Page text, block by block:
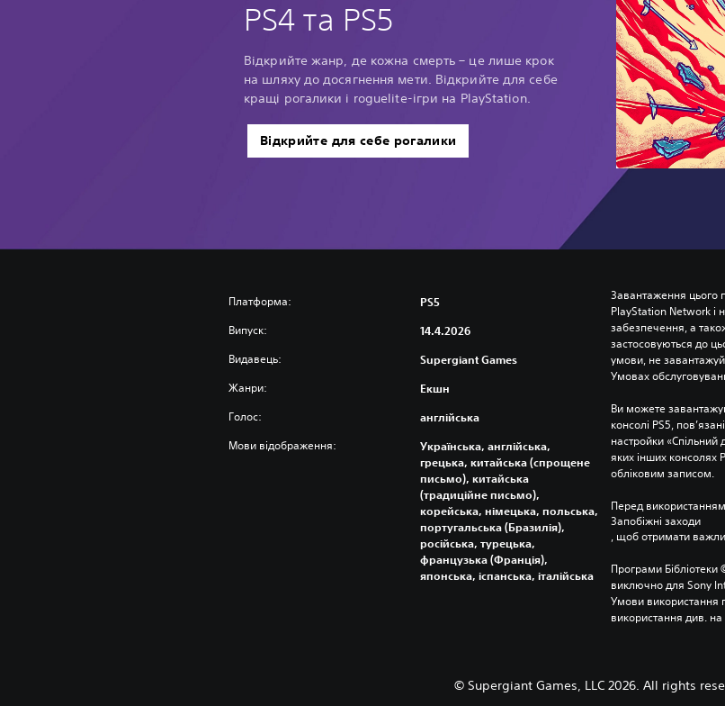
PS4 та PS5
Відкрийте жанр, де кожна смерть – це лише крок
на шляху до досягнення мети. Відкрийте для себе
кращі рогалики і roguelite-ігри на PlayStation.
Відкрийте для себе рогалики
Платформа: PS5
Випуск: 14.4.2026
Видавець: Supergiant Games
Жанри: Екшн
Голос: англійська
Мови відображення:
Українська, англійська,
грецька, китайська (спрощене
письмо), китайська
(традиційне письмо),
корейська, німецька, польська,
португальська (Бразилія),
російська, турецька,
французька (Франція),
японська, іспанська, італійська
Завантаження цього
PlayStation Network
забезпечення, а
застосовуються до
умови, не
Умовах
Ви можете
консолі PS5,
настройки «Спільний
яких інших консолях
обліковим записом.
Перед
Запобіжні заходи
, щоб отримати
Програми
виключно для Sony
Умови використання
використання див.
© Supergiant Games, LLC 2026. All rights